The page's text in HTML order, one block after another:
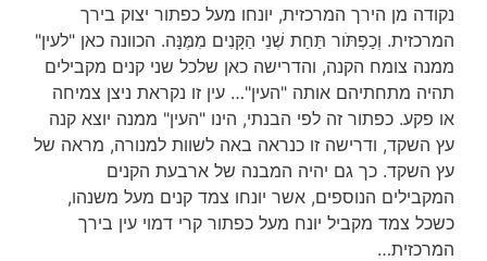
נקודה מן הירך המרכזית, יונחו מעל כפתור יצוק בירך
המרכזית. וְכַפְתֹּור תַּחַת שְׁנֵי הַקָּנִים מִמֶּנָּה. הכוונה כאן "לעין"
ממנה צומח הקנה, והדרישה כאן שלכל שני קנים מקבילים
תהיה מתחתיהם אותה "העין"… עין זו נקראת ניצן צמיחה
או פקע. כפתור זה לפי הבנתי, הינו "העין" ממנה יוצא קנה
עץ השקד, ודרישה זו כנראה באה לשוות למנורה, מראה של
עץ השקד. כך גם יהיה המבנה של ארבעת הקנים
המקבילים הנוספים, אשר יונחו צמד קנים מעל משנהו,
כשכל צמד מקביל יונח מעל כפתור קרי דמוי עין בירך
המרכזית…